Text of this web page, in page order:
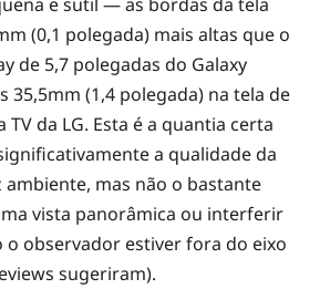
(0,1 polegada) mais altas que o
de 5,7 polegadas do Galaxy
35,5mm (1,4 polegada) na tela de
TV da LG. Esta é a quantia certa
a qualidade da
ambiente, mas não o bastante
vista panorâmica ou interferir
o observador estiver fora do eixo
sugeriram).